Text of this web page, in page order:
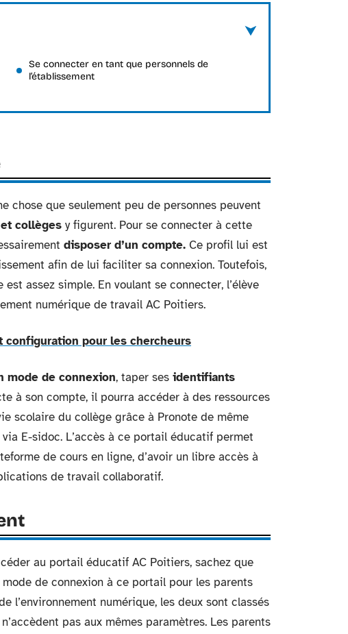
Se connecter en tant que personnels de
l’établissement
chose que seulement peu de personnes peuvent
collèges y figurent. Pour se connecter à cette
disposer d’un compte. Ce profil lui est
afin de lui faciliter sa connexion. Toutefois,
assez simple. En voulant se connecter, l’élève
numérique de travail AC Poitiers.
configuration pour les chercheurs
mode de connexion, taper ses identifiants
à son compte, il pourra accéder à des ressources
scolaire du collège grâce à Pronote de même
E-sidoc. L’accès à ce portail éducatif permet
de cours en ligne, d’avoir un libre accès à
de travail collaboratif.
au portail éducatif AC Poitiers, sachez que
de connexion à ce portail pour les parents
l’environnement numérique, les deux sont classés
pas aux mêmes paramètres. Les parents